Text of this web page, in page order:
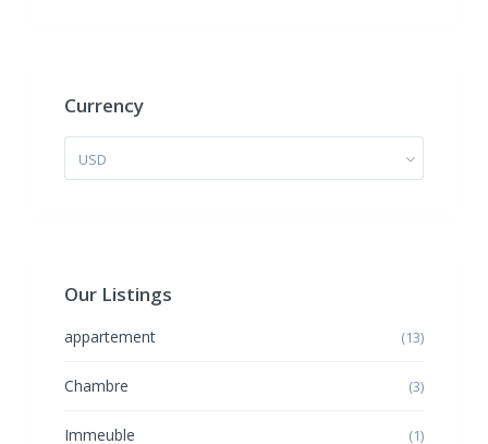
Currency
USD
Our Listings
appartement (13)
Chambre (3)
Immeuble (1)